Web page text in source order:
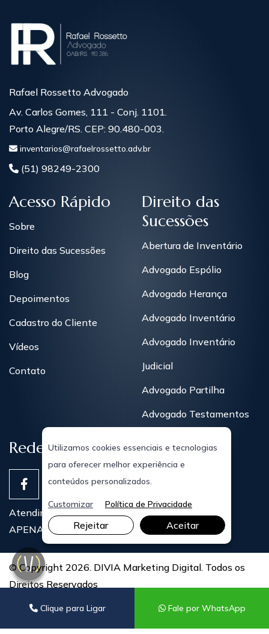
Rafael Rossetto Advogado
Av. Carlos Gomes, 111 - Conj. 1101.
Porto Alegre/RS. CEP: 90.480-003.
inventarios@rafaelrossetto.adv.br
(51) 98249-2300
Acesso Rápido
Sobre
Direito das Sucessões
Blog
Depoimentos
Cadastro do Cliente
Vídeos
Contato
Direito das
Sucessões
Abertura de Inventário
Advogado Espólio
Advogado Herança
Advogado Inventário
Advogado Inventário
Judicial
Advogado Partilha
Advogado Testamentos
Redes Sociais
Atendimentos Presenciais
APENAS COM AGENDAMENTO PRÉVIO
© Copyright 2026. DIVIA Marketing Digital. Todos os
Direitos Reservados
Clique para Ligar Fale por WhatsApp
Utilizamos cookies essenciais e tecnologias
para oferecer melhor experiência e
conteúdos personalizados.
Customizar Política de Privacidade
Rejeitar Aceitar